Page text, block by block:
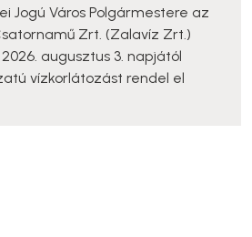
Jogú Város Polgármestere az
Zrt. (Zalavíz Zrt.)
augusztus 3. napjától
vízkorlátozást rendel el